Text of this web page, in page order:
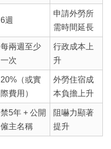
6週
申請外勞所
需時間延長
每兩週至少
一次
行政成本上
升
20%（或實
際費用）
外勞住宿成
本負擔上升
禁5年 + 公開
僱主名稱
阻嚇力顯著
提升